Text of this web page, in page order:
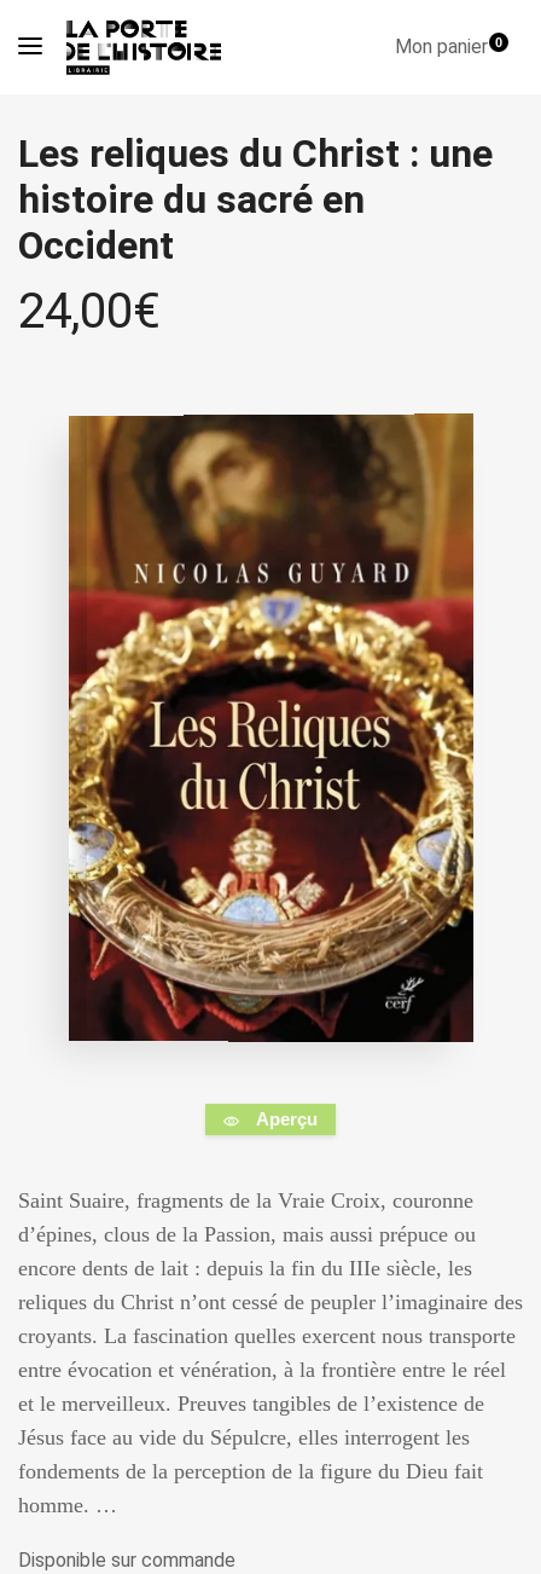
Mon panier0
Les reliques du Christ : une
histoire du sacré en
Occident
24,00€
Aperçu
Saint Suaire, fragments de la Vraie Croix, couronne
d’épines, clous de la Passion, mais aussi prépuce ou
encore dents de lait : depuis la fin du IIIe siècle, les
reliques du Christ n’ont cessé de peupler l’imaginaire des
croyants. La fascination quelles exercent nous transporte
entre évocation et vénération, à la frontière entre le réel
et le merveilleux. Preuves tangibles de l’existence de
Jésus face au vide du Sépulcre, elles interrogent les
fondements de la perception de la figure du Dieu fait
homme. …
Disponible sur commande